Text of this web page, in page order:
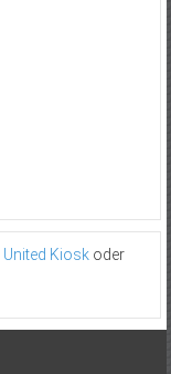
United Kioskoder